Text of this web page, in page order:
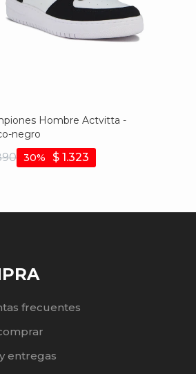
Hombre Actvitta -
negro
$ 1.323
30
frecuentes
entregas